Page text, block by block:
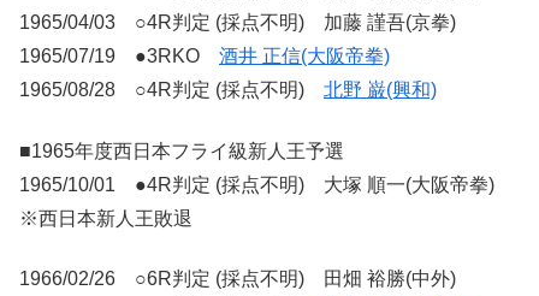
1965/04/03 ○4R判定 (採点不明) 加藤 謹吾(京拳)
1965/07/19 ●3RKO 酒井 正信(大阪帝拳)
1965/08/28 ○4R判定 (採点不明) 北野 巌(興和)
■1965年度西日本フライ級新人王予選
1965/10/01 ●4R判定 (採点不明) 大塚 順一(大阪帝拳)
※西日本新人王敗退
1966/02/26 ○6R判定 (採点不明) 田畑 裕勝(中外)